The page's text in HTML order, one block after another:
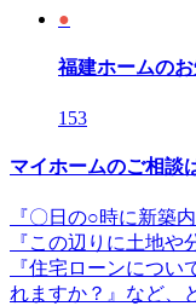
●
福建ホームの
153
マイホームのご相談
『〇日の○時に新築
『この辺りに土地や
『住宅ローンにつ
れますか？』など、